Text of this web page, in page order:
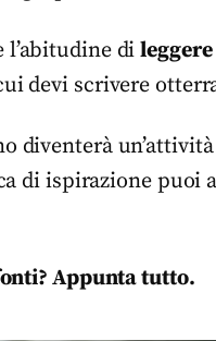
l’abitudine di
devi scrivere
diventerà
di ispirazione puoi
Appunta tutto.